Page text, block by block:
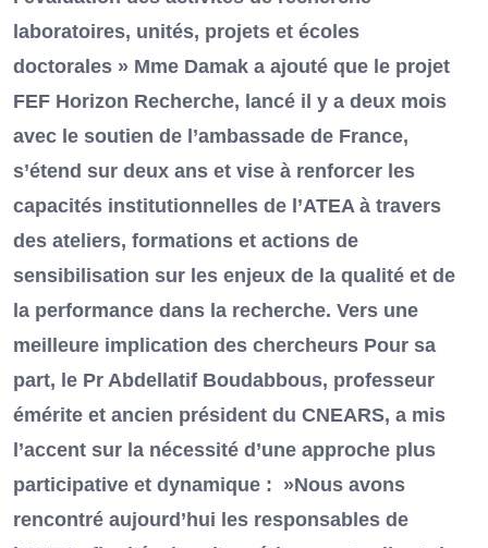
laboratoires, unités, projets et écoles
doctorales » Mme Damak a ajouté que le projet
FEF Horizon Recherche, lancé il y a deux mois
avec le soutien de l’ambassade de France,
s’étend sur deux ans et vise à renforcer les
capacités institutionnelles de l’ATEA à travers
des ateliers, formations et actions de
sensibilisation sur les enjeux de la qualité et de
la performance dans la recherche. Vers une
meilleure implication des chercheurs Pour sa
part, le Pr Abdellatif Boudabbous, professeur
émérite et ancien président du CNEARS, a mis
l’accent sur la nécessité d’une approche plus
participative et dynamique : »Nous avons
rencontré aujourd’hui les responsables de